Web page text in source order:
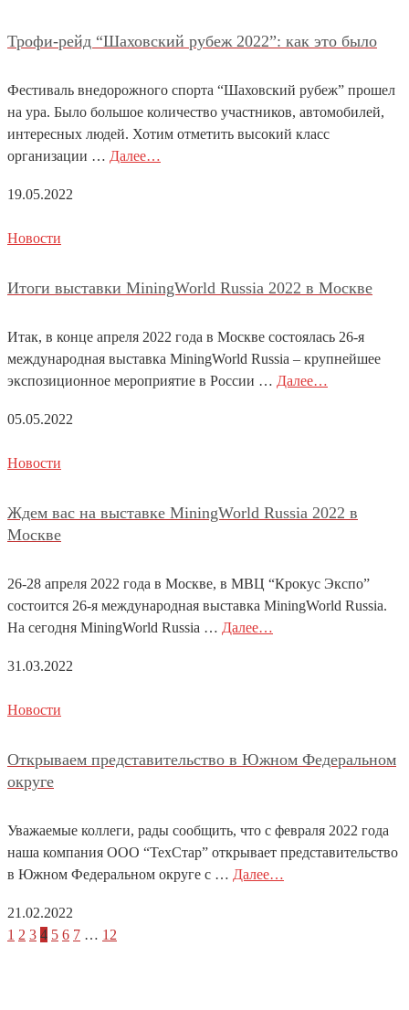
Трофи-рейд “Шаховский рубеж 2022”: как это было
Фестиваль внедорожного спорта “Шаховский рубеж” прошел
на ура. Было большое количество участников, автомобилей,
интересных людей. Хотим отметить высокий класс
организации … Далее…
19.05.2022
Новости
Итоги выставки MiningWorld Russia 2022 в Москве
Итак, в конце апреля 2022 года в Москве состоялась 26-я
международная выставка MiningWorld Russia – крупнейшее
экспозиционное мероприятие в России … Далее…
05.05.2022
Новости
Ждем вас на выставке MiningWorld Russia 2022 в
Москве
26-28 апреля 2022 года в Москве, в МВЦ “Крокус Экспо”
состоится 26-я международная выставка MiningWorld Russia.
На сегодня MiningWorld Russia … Далее…
31.03.2022
Новости
Открываем представительство в Южном Федеральном
округе
Уважаемые коллеги, рады сообщить, что с февраля 2022 года
наша компания ООО “ТехСтар” открывает представительство
в Южном Федеральном округе с … Далее…
21.02.2022
1 2 3 4 5 6 7 … 12